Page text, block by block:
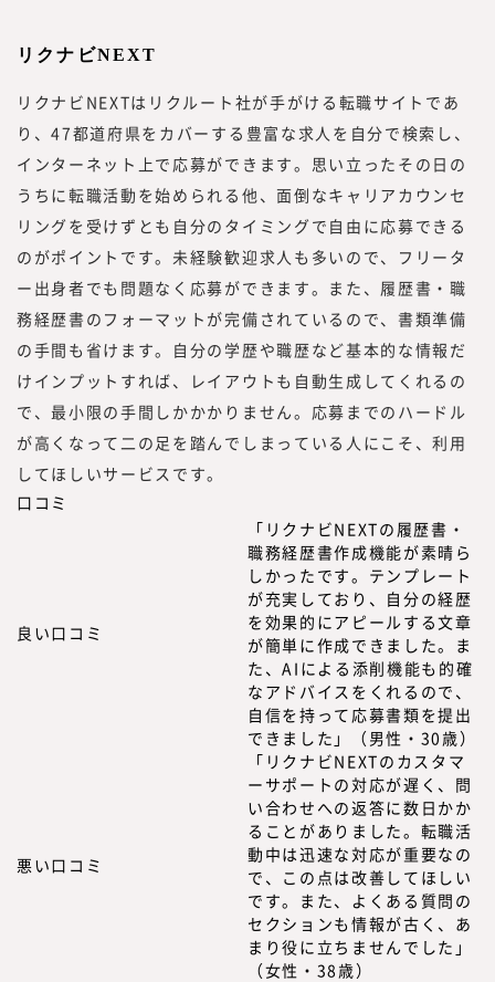
リクナビNEXT
リクナビNEXTはリクルート社が手がける転職サイトであ
り、47都道府県をカバーする豊富な求人を自分で検索し、
インターネット上で応募ができます。思い立ったその日の
うちに転職活動を始められる他、面倒なキャリアカウンセ
リングを受けずとも自分のタイミングで自由に応募できる
のがポイントです。未経験歓迎求人も多いので、フリータ
ー出身者でも問題なく応募ができます。また、履歴書・職
務経歴書のフォーマットが完備されているので、書類準備
の手間も省けます。自分の学歴や職歴など基本的な情報だ
けインプットすれば、レイアウトも自動生成してくれるの
で、最小限の手間しかかかりません。応募までのハードル
が高くなって二の足を踏んでしまっている人にこそ、利用
してほしいサービスです。
口コミ
良い口コミ
「リクナビNEXTの履歴書・
職務経歴書作成機能が素晴ら
しかったです。テンプレート
が充実しており、自分の経歴
を効果的にアピールする文章
が簡単に作成できました。ま
た、AIによる添削機能も的確
なアドバイスをくれるので、
自信を持って応募書類を提出
できました」（男性・30歳）
悪い口コミ
「リクナビNEXTのカスタマ
ーサポートの対応が遅く、問
い合わせへの返答に数日かか
ることがありました。転職活
動中は迅速な対応が重要なの
で、この点は改善してほしい
です。また、よくある質問の
セクションも情報が古く、あ
まり役に立ちませんでした」
（女性・38歳）